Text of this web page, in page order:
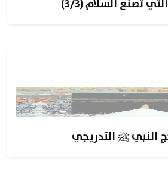
تصنع السلام (3/3)
النبي ﷺ التدريجي